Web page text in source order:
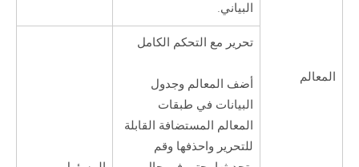
المعالم
البياني.
تحرير مع التحكم الكامل
أضف المعالم وجدول
البيانات في طبقات
المعالم المستضافة القابلة
للتحرير واحذفها وقم